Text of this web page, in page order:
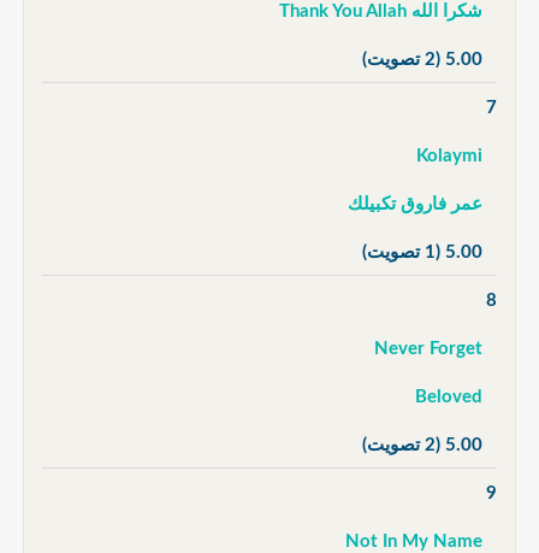
شكرا الله Thank You Allah
5.00 (2 تصويت)
7
Kolaymi
عمر فاروق تكبيلك
5.00 (1 تصويت)
8
Never Forget
Beloved
5.00 (2 تصويت)
9
Not In My Name